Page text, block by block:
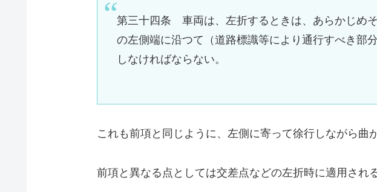
第三十四条 車両は、左折するときは、あらかじめ
の左側端に沿つて（道路標識等により通行すべき部
しなければならない。
これも前項と同じように、左側に寄って徐行しながら曲
前項と異なる点としては交差点などの左折時に適用され